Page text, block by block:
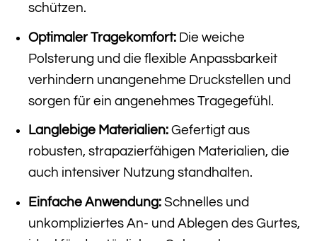
schützen.
Optimaler Tragekomfort:Die weiche
Polsterung und die flexible Anpassbarkeit
verhindern unangenehme Druckstellen und
sorgen für ein angenehmes Tragegefühl.
Langlebige Materialien:Gefertigt aus
robusten, strapazierfähigen Materialien, die
auch intensiver Nutzung standhalten.
Einfache Anwendung:Schnelles und
unkompliziertes An- und Ablegen des Gurtes,